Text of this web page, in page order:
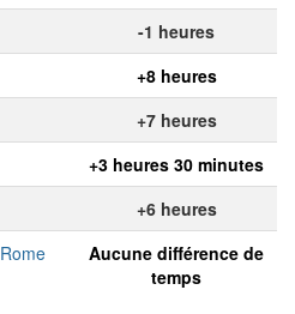
-1 heures
+8 heures
+7 heures
+3 heures 30 minutes
+6 heures
Rome
Aucune différence de
temps